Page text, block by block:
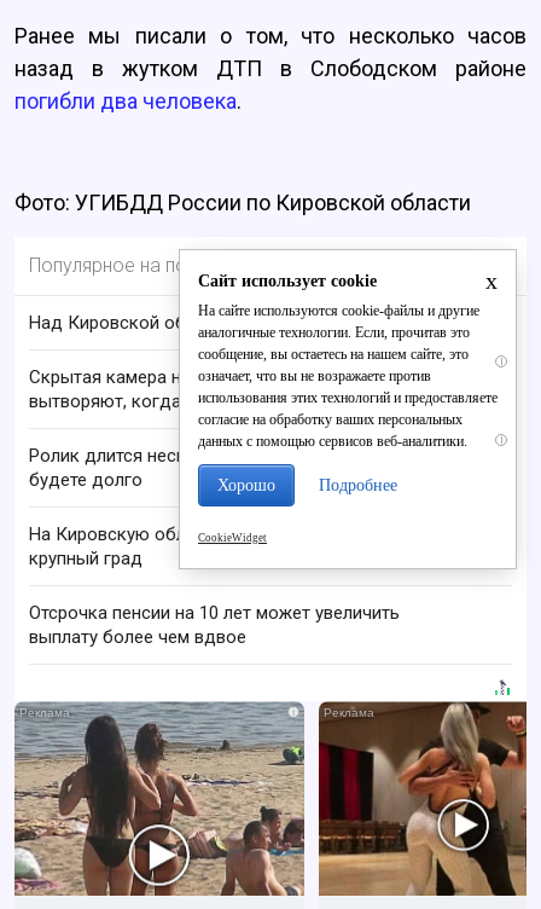
Ранее мы писали о том, что несколько часов
назад в жутком ДТП в Слободском районе
погибли два человека.
Фото: УГИБДД России по Кировской области
Популярное на портале
Над Кировской областью сбили БПЛА
i
Скрытая камера на пляже Крыма: Что люди
вытворяют, когда их не видят...
i
Ролик длится несколько секунд, а смеяться вы
будете долго
На Кировскую область надвигаются шквалы и
крупный град
Отсрочка пенсии на 10 лет может увеличить
выплату более чем вдвое
i
x
Сайт использует cookie
На сайте используются cookie-файлы и другие
аналогичные технологии. Если, прочитав это
сообщение, вы остаетесь на нашем сайте, это
означает, что вы не возражаете против
использования этих технологий и предоставляете
согласие на обработку ваших персональных
данных с помощью сервисов веб-аналитики.
Хорошо Подробнее
CookieWidget